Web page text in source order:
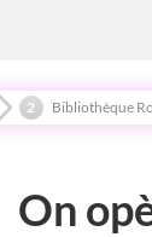
Bibliothèque
On